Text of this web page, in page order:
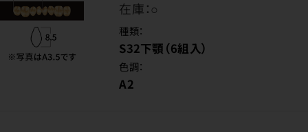
在庫：○
種類：
S32下顎（6組入）
色調：
A2